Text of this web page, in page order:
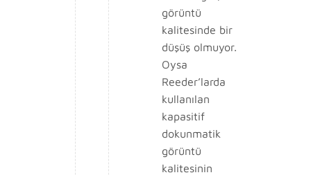
görüntü
kalitesinde bir
düşüş olmuyor.
Oysa
Reeder’larda
kullanılan
kapasitif
dokunmatik
görüntü
kalitesinin